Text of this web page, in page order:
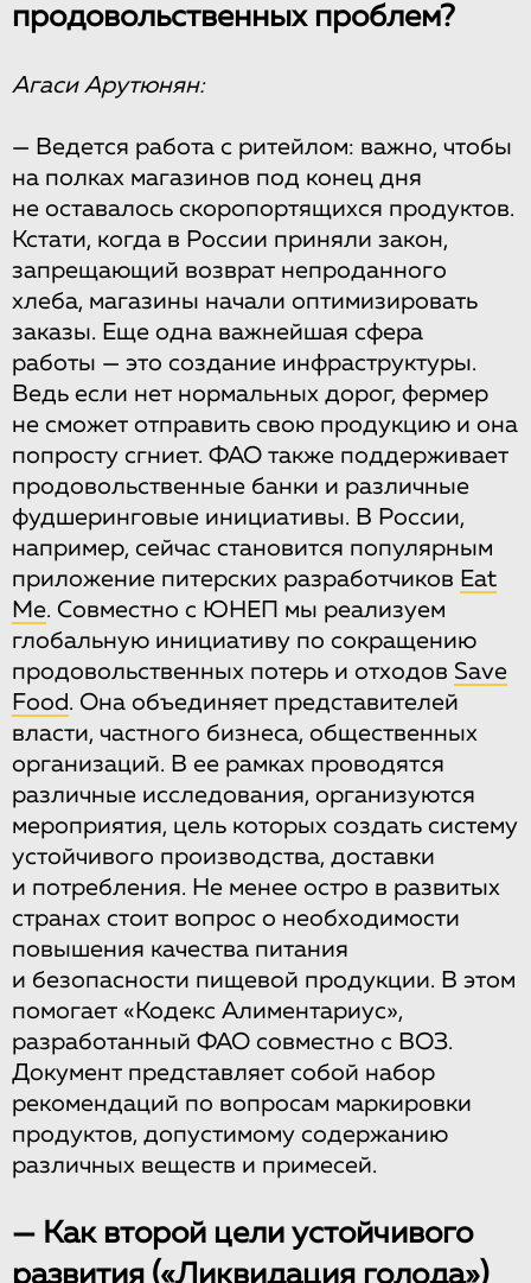
продовольственных проблем?
Агаси Арутюнян:
— Ведется работа с ритейлом: важно, чтобы
на полках магазинов под конец дня
не оставалось скоропортящихся продуктов.
Кстати, когда в России приняли закон,
запрещающий возврат непроданного
хлеба, магазины начали оптимизировать
заказы. Еще одна важнейшая сфера
работы — это создание инфраструктуры.
Ведь если нет нормальных дорог, фермер
не сможет отправить свою продукцию и она
попросту сгниет. ФАО также поддерживает
продовольственные банки и различные
фудшеринговые инициативы. В России,
например, сейчас становится популярным
приложение питерских разработчиков Eat
Me. Совместно с ЮНЕП мы реализуем
глобальную инициативу по сокращению
продовольственных потерь и отходов Save
Food. Она объединяет представителей
власти, частного бизнеса, общественных
организаций. В ее рамках проводятся
различные исследования, организуются
мероприятия, цель которых создать систему
устойчивого производства, доставки
и потребления. Не менее остро в развитых
странах стоит вопрос о необходимости
повышения качества питания
и безопасности пищевой продукции. В этом
помогает «Кодекс Алиментариус»,
разработанный ФАО совместно с ВОЗ.
Документ представляет собой набор
рекомендаций по вопросам маркировки
продуктов, допустимому содержанию
различных веществ и примесей.
— Как второй цели устойчивого
развития («Ликвидация голода»)